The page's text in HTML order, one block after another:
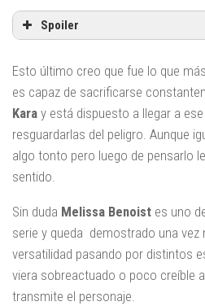
Spoiler
Esto último creo que fue lo que
es capaz de sacrificarse
Kara y está dispuesto a llegar a
resguardarlas del peligro. Aunque
algo tonto pero luego de pensarlo
sentido.
Sin duda Melissa Benoist es uno
serie y queda demostrado una vez
versatilidad pasando por distintos
viera sobreactuado o poco creíble
transmite el personaje.